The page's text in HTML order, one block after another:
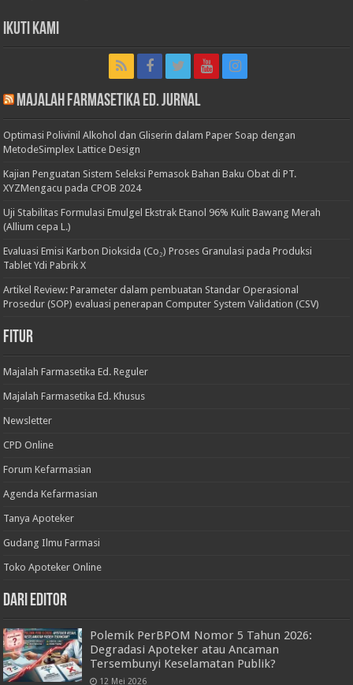
Ikuti Kami
Majalah Farmasetika Ed. Jurnal
Optimasi Polivinil Alkohol dan Gliserin dalam Paper Soap dengan
MetodeSimplex Lattice Design
Kajian Penguatan Sistem Seleksi Pemasok Bahan Baku Obat di PT.
XYZMengacu pada CPOB 2024
Uji Stabilitas Formulasi Emulgel Ekstrak Etanol 96% Kulit Bawang Merah
(Allium cepa L.)
Evaluasi Emisi Karbon Dioksida (Co₂) Proses Granulasi pada Produksi
Tablet Ydi Pabrik X
Artikel Review: Parameter dalam pembuatan Standar Operasional
Prosedur (SOP) evaluasi penerapan Computer System Validation (CSV)
Fitur
Majalah Farmasetika Ed. Reguler
Majalah Farmasetika Ed. Khusus
Newsletter
CPD Online
Forum Kefarmasian
Agenda Kefarmasian
Tanya Apoteker
Gudang Ilmu Farmasi
Toko Apoteker Online
Dari Editor
Polemik PerBPOM Nomor 5 Tahun 2026:
Degradasi Apoteker atau Ancaman
Tersembunyi Keselamatan Publik?
12 Mei 2026